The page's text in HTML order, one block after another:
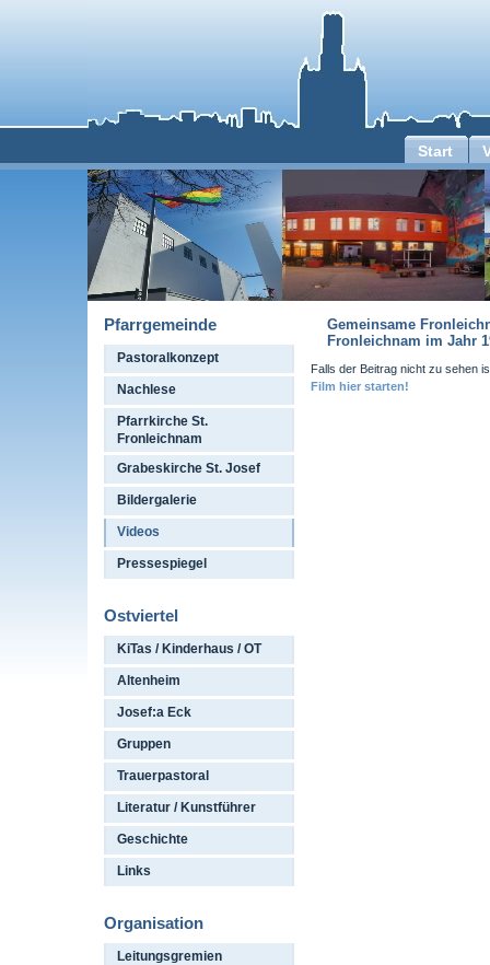
Start
Pfarrgemeinde
Pastoralkonzept
Nachlese
Pfarrkirche St.
Fronleichnam
Grabeskirche St. Josef
Bildergalerie
Videos
Pressespiegel
Ostviertel
KiTas / Kinderhaus / OT
Altenheim
Josef:a Eck
Gruppen
Trauerpastoral
Literatur / Kunstführer
Geschichte
Links
Organisation
Leitungsgremien
Gemeinsame
Fronleichnam im Jahr
Falls der Beitrag nicht zu sehen
Film hier starten!